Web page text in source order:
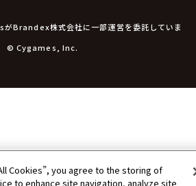
Brandex株式会社に一部運営を委託していま
© Cygames, Inc.
Cookies”, you agree to the storing of
to enhance site navigation, analyze site